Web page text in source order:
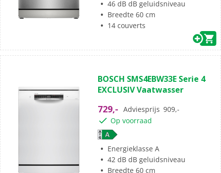
46 dB dB geluidsniveau
Breedte 60 cm
14 couverts
BOSCH SMS4EBW33E Serie 4
EXCLUSIV Vaatwasser
729,- Adviesprijs 909,-
Op voorraad
Energieklasse A
42 dB dB geluidsniveau
Breedte 60 cm